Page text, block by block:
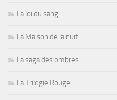
La loi du sang
La Maison de la nuit
La saga des ombres
La Trilogie Rouge